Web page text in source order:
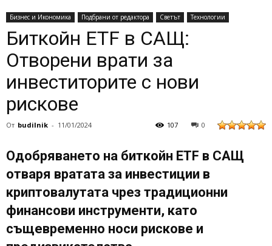
Бизнес и Икономика Подбрани от редактора Светът Технологии
Биткойн ETF в САЩ:
Отворени врати за
инвеститорите с нови
рискове
От budilnik - 11/01/2024 0
107
Одобряването на биткойн ETF в САЩ
отваря вратата за инвестиции в
криптовалутата чрез традиционни
финансови инструменти, като
същевременно носи рискове и